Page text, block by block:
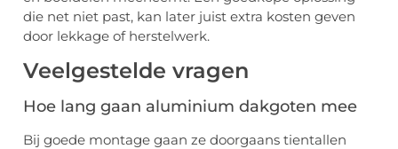
die net niet past, kan later juist extra kosten geven
door lekkage of herstelwerk.
Veelgestelde vragen
Hoe lang gaan aluminium dakgoten mee
Bij goede montage gaan ze doorgaans tientallen